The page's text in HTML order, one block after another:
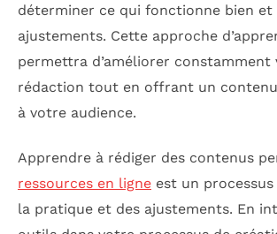
déterminer ce qui fonctionne bien et
ajustements. Cette approche
permettra d’améliorer constamment
rédaction tout en offrant un
à votre audience.
Apprendre à rédiger des contenus
ressources en ligne est un
la pratique et des ajustements. En